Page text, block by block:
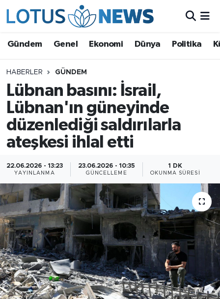
Gündem Genel Ekonomi Dünya Politika
HABERLER GÜNDEM
Lübnan basını: İsrail,
Lübnan'ın güneyinde
düzenlediği saldırılarla
ateşkesi ihlal etti
22.06.2026 - 13:23
YAYINLANMA
23.06.2026 - 10:35
GÜNCELLEME
1 DK
OKUNMA SÜRESI
Ekonomi
Dünya
Politika
Kültür - Sanat ve Tarih
Yaşam
Bilim ve Teknoloji
Çin Fuarları
Gündem
Video
Sağlık